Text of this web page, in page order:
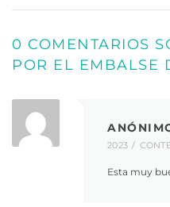
0 COMENTARIOS
POR EL EMBALSE
2023
Esta muy